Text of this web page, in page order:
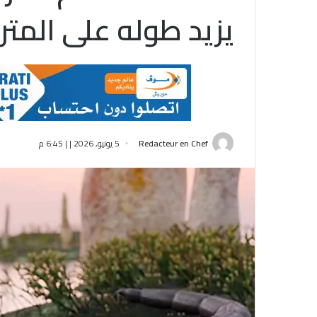
يزيد طوله على المتر
Redacteur en Chef 5 يونيو, 2026 | | 6:45 م